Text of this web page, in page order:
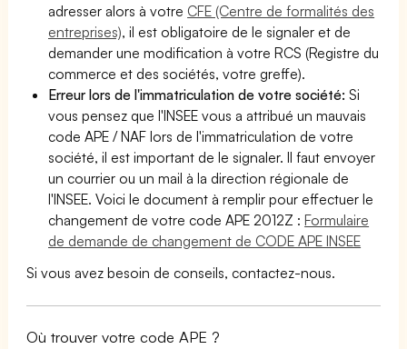
adresser alors à votre CFE (Centre de formalités des
entreprises), il est obligatoire de le signaler et de
demander une modification à votre RCS (Registre du
commerce et des sociétés, votre greffe).
Erreur lors de l'immatriculation de votre société:Si
vous pensez que l'INSEE vous a attribué un mauvais
code APE / NAF lors de l'immatriculation de votre
société, il est important de le signaler. Il faut envoyer
un courrier ou un mail à la direction régionale de
l'INSEE. Voici le document à remplir pour effectuer le
changement de votre code APE 2012Z :Formulaire
de demande de changement de CODE APE INSEE
Si vous avez besoin de conseils, contactez-nous.
Où trouver votre code APE ?